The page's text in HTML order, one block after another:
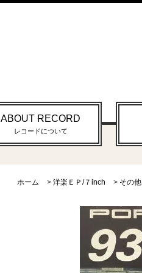
ABOUT RECORD
レコードについて
ホーム > 洋楽ＥＰ/７inch > その他